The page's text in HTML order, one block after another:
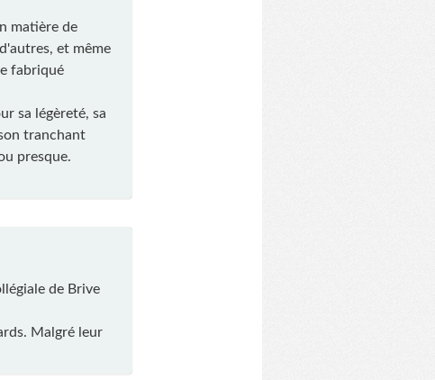
matière de
et même
fabriqué
sa légèreté, sa
tranchant
presque.
de Brive
Malgré leur